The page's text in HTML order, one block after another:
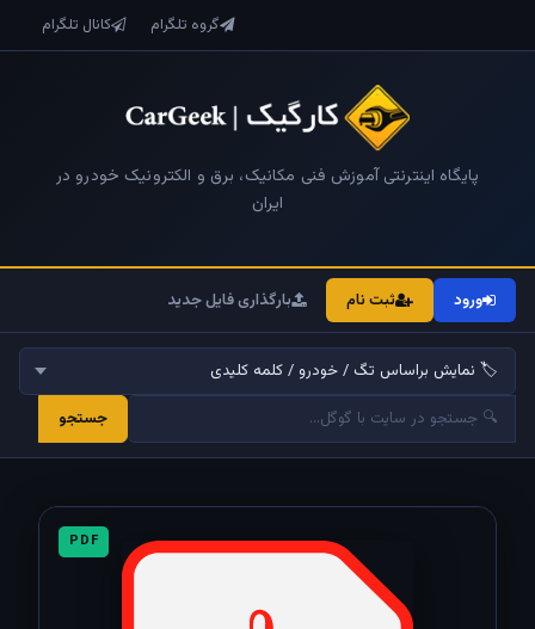
گروه تلگرام کانال تلگرام
پایگاه اینترنتی آموزش فنی مکانیک، برق و الکترونیک خودرو در
ایران
ورود ثبت نام بارگذاری فایل جدید
جستجو
PDF